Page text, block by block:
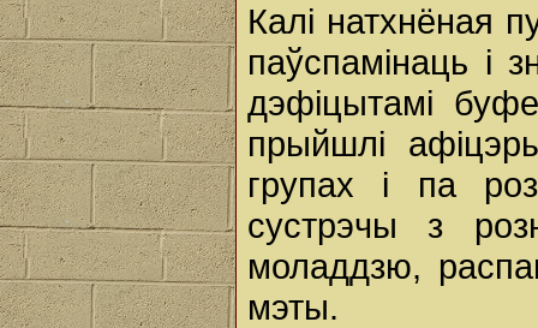
Калі натхнёная
паўспамінаць і
дэфіцытамі
прыйшлі
групах і па
сустрэчы з
моладдзю,
мэты.